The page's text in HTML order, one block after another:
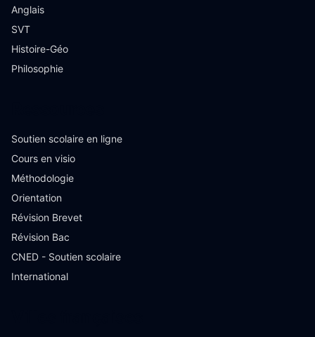
Anglais
SVT
Histoire-Géo
Philosophie
Soutien scolaire en ligne
Cours en visio
Méthodologie
Orientation
Révision Brevet
Révision Bac
CNED - Soutien scolaire
International